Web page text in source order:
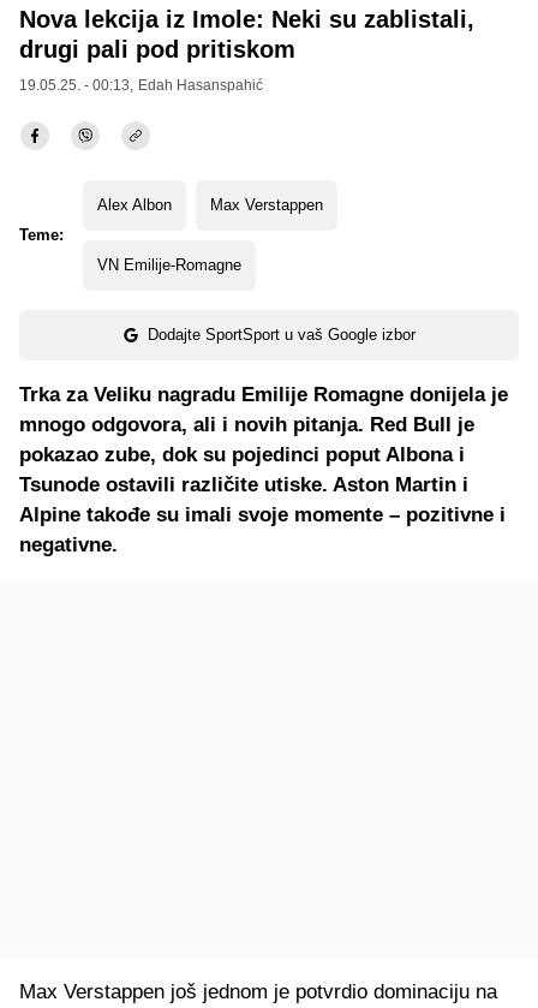
Nova lekcija iz Imole: Neki su zablistali,
drugi pali pod pritiskom
19.05.25. - 00:13, Edah Hasanspahić
Teme:
Alex Albon Max Verstappen
VN Emilije-Romagne
Dodajte SportSport u vaš Google izbor
Trka za Veliku nagradu Emilije Romagne donijela je
mnogo odgovora, ali i novih pitanja. Red Bull je
pokazao zube, dok su pojedinci poput Albona i
Tsunode ostavili različite utiske. Aston Martin i
Alpine takođe su imali svoje momente – pozitivne i
negativne.
Max Verstappen još jednom je potvrdio dominaciju na